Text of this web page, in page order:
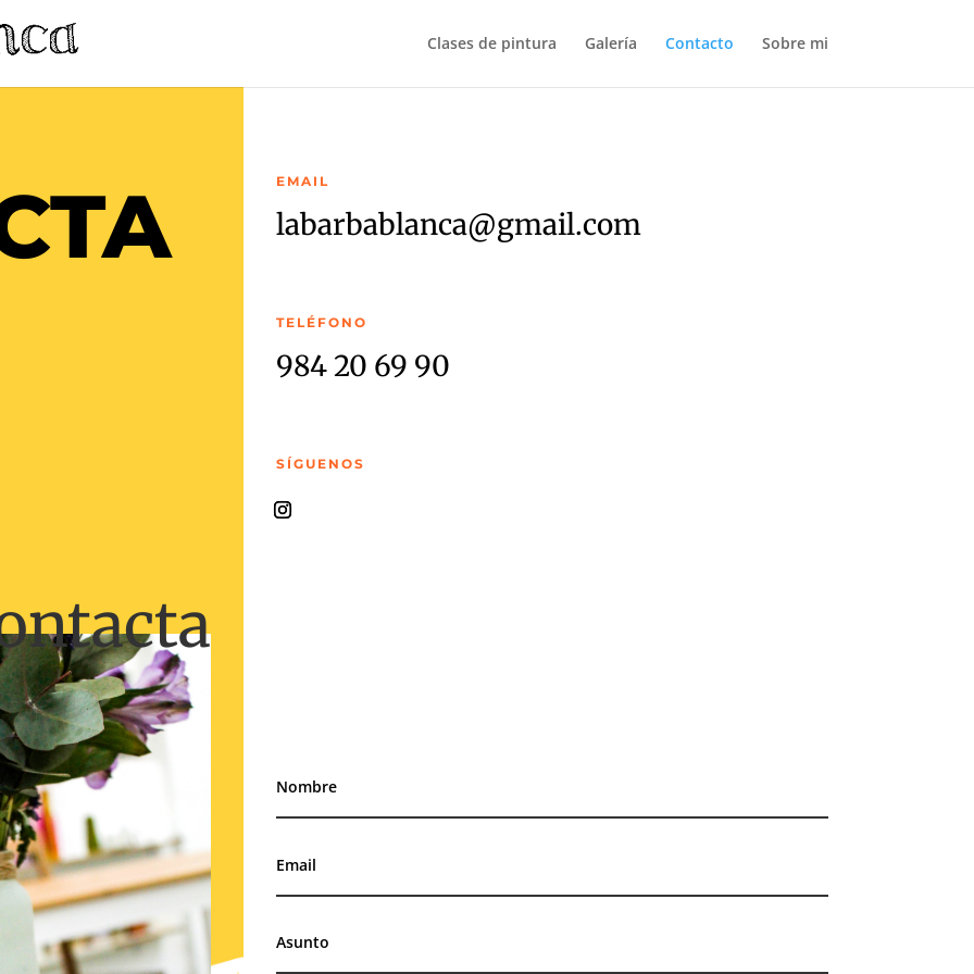
Clases de pintura Galería Contacto Sobre mi
EMAIL
labarbablanca@gmail.com
TELÉFONO
984 20 69 90
SÍGUENOS